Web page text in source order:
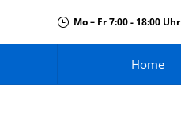
Mo – Fr 7:00 - 18:00 Uhr
Home